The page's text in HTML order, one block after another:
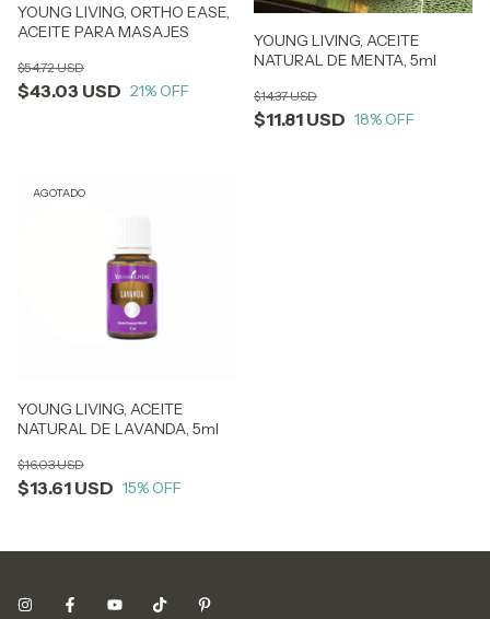
YOUNG LIVING, ORTHO EASE,
ACEITE PARA MASAJES
$43.03 USD
$54.72 USD
21% OFF
YOUNG LIVING, ACEITE
NATURAL DE MENTA, 5ml
$11.81 USD
$14.37 USD
18% OFF
AGOTADO
YOUNG LIVING, ACEITE
NATURAL DE LAVANDA, 5ml
$13.61 USD
$16.03 USD
15% OFF